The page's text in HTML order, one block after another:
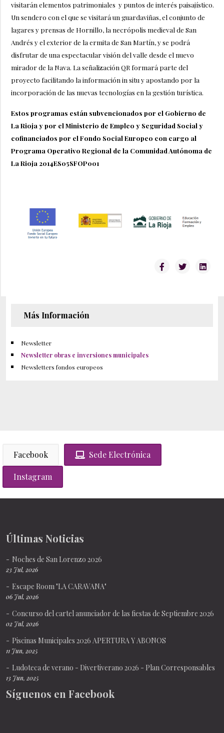
visitarán elementos patrimoniales y puntos de interés paisajístico.
Un sendero con el que se visitará un guardaviñas, el conjunto de
lagares y prensas de Hornillo, la necrópolis medieval de San
Andrés y el exterior de la ermita de San Martín, y se podrá
disfrutar de una espectacular visión del valle desde el nuevo
mirador de la Nava. La señalización QR formará parte del
proyecto facilitando la información in situ y apostando por la
incorporación de las nuevas tecnologías en la gestión turística.
Estos programas están subvencionados por el Gobierno de
La Rioja y por el Ministerio de Empleo y Seguridad Social y
cofinanciados por el Fondo Social Europeo con cargo al
Programa Operativo Regional de la Comunidad Autónoma de
La Rioja 2014ES05SFOP001
Más Información
Newsletter
Newsletter obras e inversiones municipales
Newsletters fondos europeos
Facebook Sede Electrónica
Instagram
Últimas Noticias
Noches de San Lorenzo 2026
23 Jul, 2026
Escape Room "LA CARAVANA"
06 Jul, 2026
Concurso del cartel anunciador de las fiestas de Septiembre 2026
02 Jul, 2026
Piscinas Municipales 2026 APERTURA Y ABONOS
11 Jun, 2025
Ludoteca de verano - Divertiverano 2026 - Plan Corresponsables
13 Jun, 2025
Síguenos en Facebook